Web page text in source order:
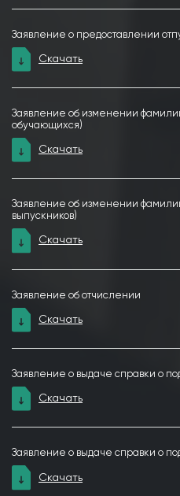
Заявление о предоставлении
Скачать
Заявление об изменении
обучающихся)
Скачать
Заявление об изменении
выпускников)
Скачать
Заявление об отчислении
Скачать
Заявление о выдаче справки о
Скачать
Заявление о выдаче справки о
Скачать